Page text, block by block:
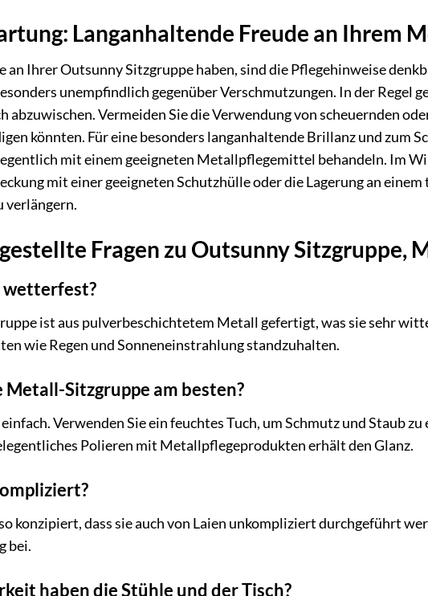
Langanhaltende Freude an Ihrem
an Ihrer Outsunny Sitzgruppe haben, sind die Pflegehinweise
unempfindlich gegenüber Verschmutzungen. In der Regel
abzuwischen. Vermeiden Sie die Verwendung von scheuernden
könnten. Für eine besonders langanhaltende Brillanz und zum
mit einem geeigneten Metallpflegemittel behandeln. Im
mit einer geeigneten Schutzhülle oder die Lagerung an
verlängern.
Fragen zu Outsunny Sitzgruppe,
wetterfest?
ist aus pulverbeschichtetem Metall gefertigt, was sie sehr
wie Regen und Sonneneinstrahlung standzuhalten.
Metall-Sitzgruppe am besten?
Verwenden Sie ein feuchtes Tuch, um Schmutz und Staub
Polieren mit Metallpflegeprodukten erhält den Glanz.
konzipiert, dass sie auch von Laien unkompliziert durchgeführt
bei.
haben die Stühle und der Tisch?